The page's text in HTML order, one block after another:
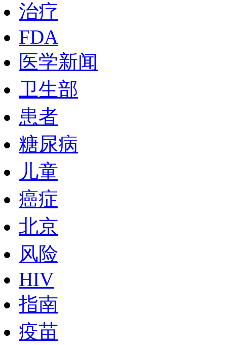
治疗
FDA
医学新闻
卫生部
患者
糖尿病
儿童
癌症
北京
风险
HIV
指南
疫苗